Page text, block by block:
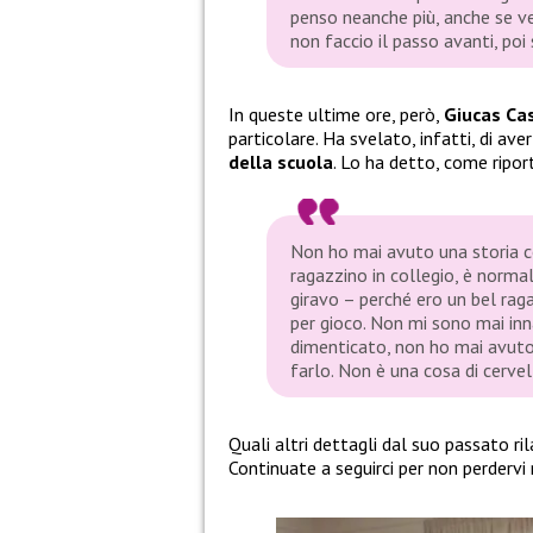
penso neanche più, anche se
non faccio il passo avanti, poi
In queste ultime ore, però, Giucas
particolare. Ha svelato, infatti, di
della scuola. Lo ha detto, come
Non ho mai avuto una storia
ragazzino in collegio, è
giravo – perché ero un bel
per gioco. Non mi sono mai
dimenticato, non ho mai
farlo. Non è una cosa di
Quali altri dettagli dal suo passato
Continuate a seguirci per non perdervi